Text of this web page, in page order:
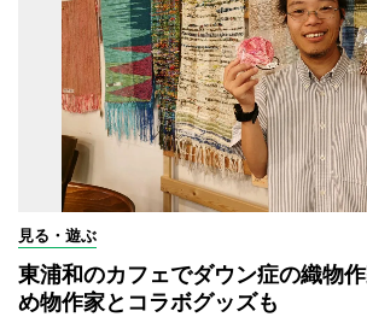
見る・遊ぶ
東浦和のカフェでダウン症の織物
め物作家とコラボグッズも